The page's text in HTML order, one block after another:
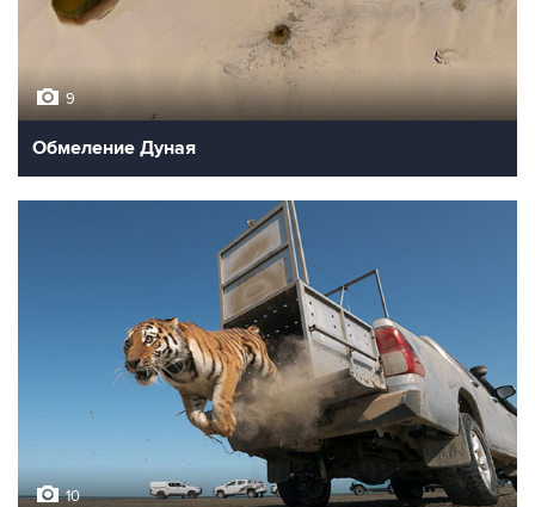
9
Обмеление Дуная
10